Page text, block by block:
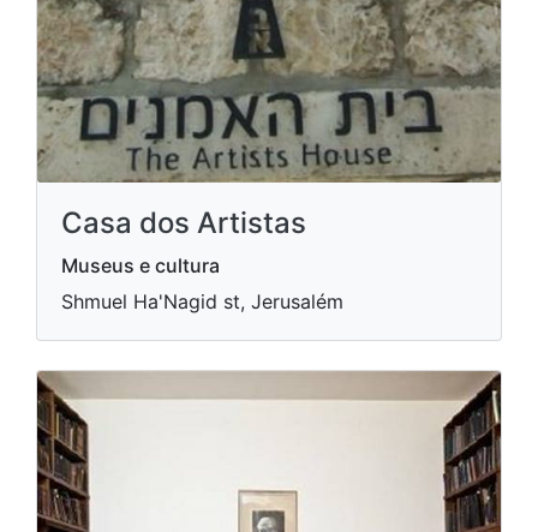
Casa dos Artistas
Museus e cultura
Shmuel Ha'Nagid st, Jerusalém